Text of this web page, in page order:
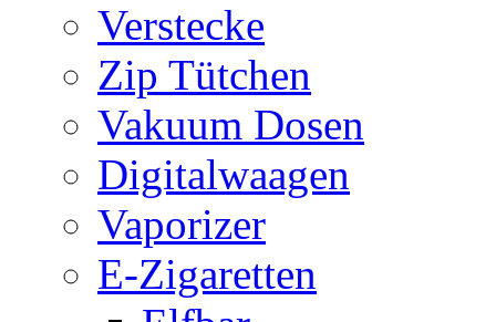
Verstecke
Zip Tütchen
Vakuum Dosen
Digitalwaagen
Vaporizer
E-Zigaretten